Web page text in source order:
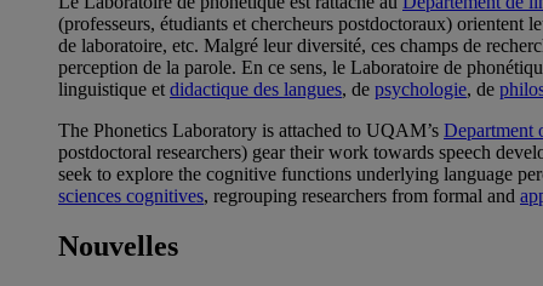
(professeurs, étudiants et chercheurs postdoctoraux) orientent
de laboratoire, etc. Malgré leur diversité, ces champs de
perception de la parole. En ce sens, le Laboratoire de
linguistique et didactique des langues, de psychologie, de
The Phonetics Laboratory is attached to UQAM’s Department
postdoctoral researchers) gear their work towards speech
seek to explore the cognitive functions underlying language
sciences cognitives, regrouping researchers from formal and
Nouvelles